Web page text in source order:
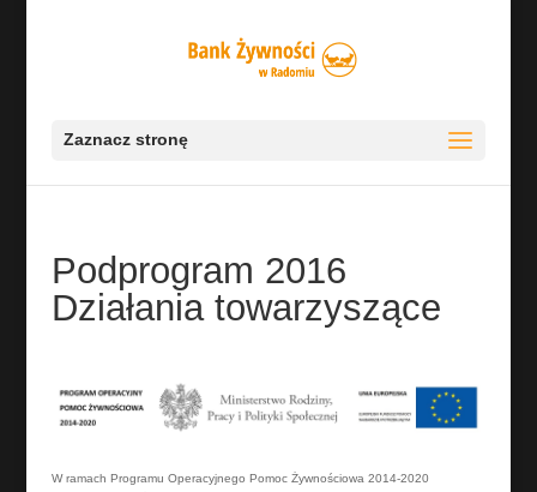
Zaznacz stronę
Podprogram 2016
Działania towarzyszące
W ramach Programu Operacyjnego Pomoc Żywnościowa 2014-2020